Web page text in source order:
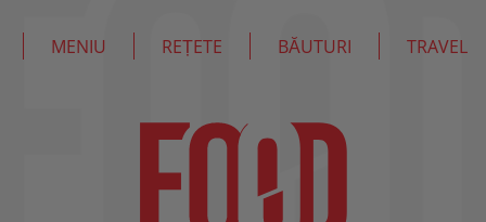
MENIU REȚETE BĂUTURI TRAVEL